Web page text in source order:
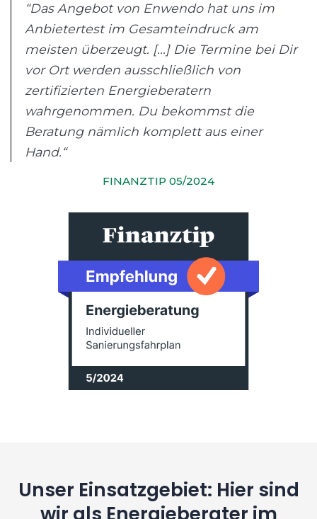
“Das Angebot von Enwendo hat uns im
Anbietertest im Gesamteindruck am
meisten überzeugt. [...] Die Termine bei Dir
vor Ort werden ausschließlich von
zertifizierten Energieberatern
wahrgenommen. Du bekommst die
Beratung nämlich komplett aus einer
Hand.“
FINANZTIP 05/2024
Unser Einsatzgebiet: Hier sind